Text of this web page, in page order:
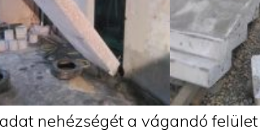
nehézségét a vágandó